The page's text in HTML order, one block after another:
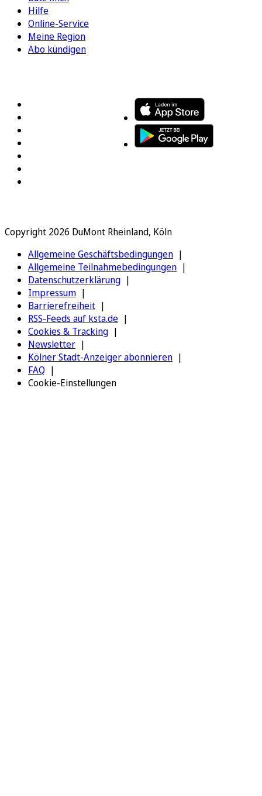
Hilfe
Online-Service
Meine Region
Abo kündigen
Copyright 2026 DuMont Rheinland, Köln
Allgemeine Geschäftsbedingungen
Allgemeine Teilnahmebedingungen
Datenschutzerklärung
Impressum
Barrierefreiheit
RSS-Feeds auf ksta.de
Cookies & Tracking
Newsletter
Kölner Stadt-Anzeiger abonnieren
FAQ
Cookie-Einstellungen